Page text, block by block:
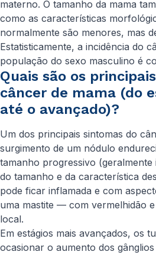
materno. O tamanho da mama
como as características
normalmente são menores, mas
Estatisticamente, a incidência do
população do sexo masculino é
Quais são os
câncer de mama (do
até o avançado)?
Um dos principais sintomas do
surgimento de um nódulo
tamanho progressivo
do tamanho e da característica
pode ficar inflamada e com
uma mastite — com vermelhidão
local.
Em estágios mais avançados, os
ocasionar o aumento dos